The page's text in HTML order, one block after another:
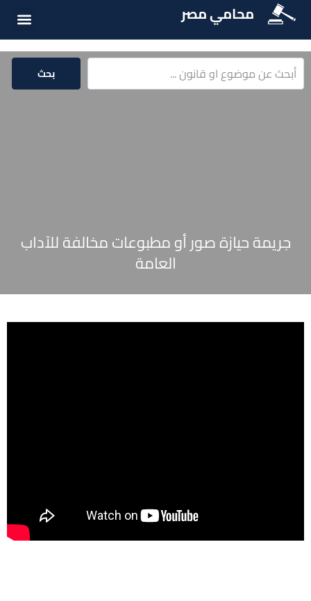
محامي مصر
بحث
جريمة حيازة صور أو مطبوعات مخالفة للآداب
العامة